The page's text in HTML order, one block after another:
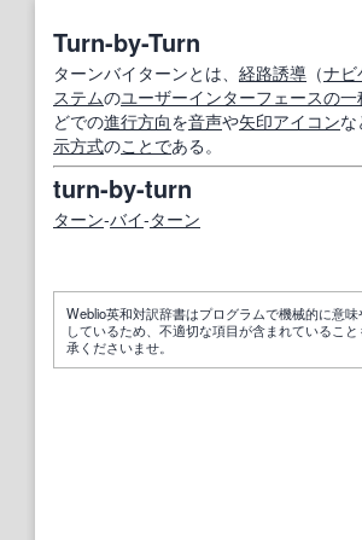
Turn-by-Turn
ターンバイターンとは、 経路誘導 （ナビ
ステムのユーザーインターフェースの一
どでの進行方向を音声や矢印アイコン
示方式のことである。
turn-by-turn
ターン‐バイ‐ターン
Weblio英和対訳辞書はプログラムで機械的に意
しているため、不適切な項目が含まれているこ
承くださいませ。